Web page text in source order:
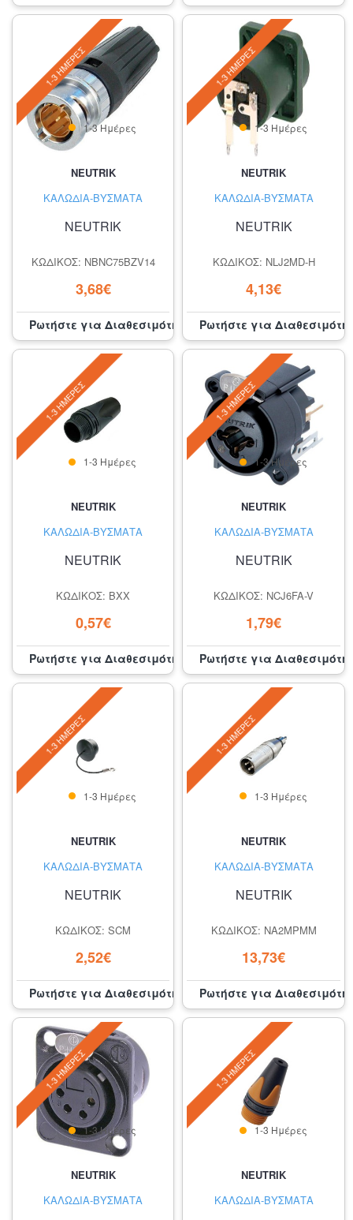
1-3 ΗΜΈΡΕΣ
NEUTRIK
ΚΑΛΏΔΙΑ-ΒΎΣΜΑΤΑ
NEUTRIK
ΚΩΔΙΚΌΣ: NBNC75BZV14
3,68€
1-3 Ημέρες
Ρωτήστε για Διαθεσιμότητα
1-3 ΗΜΈΡΕΣ
NEUTRIK
ΚΑΛΏΔΙΑ-ΒΎΣΜΑΤΑ
NEUTRIK
ΚΩΔΙΚΌΣ: NLJ2MD-H
4,13€
1-3 Ημέρες
Ρωτήστε για
1-3 ΗΜΈΡΕΣ
NEUTRIK
ΚΑΛΏΔΙΑ-ΒΎΣΜΑΤΑ
NEUTRIK
ΚΩΔΙΚΌΣ: BXX
0,57€
1-3 Ημέρες
Ρωτήστε για Διαθεσιμότητα
1-3 ΗΜΈΡΕΣ
NEUTRIK
ΚΑΛΏΔΙΑ-ΒΎΣΜΑΤΑ
NEUTRIK
ΚΩΔΙΚΌΣ: NCJ6FA-V
1,79€
1-3 Ημέρες
Ρωτήστε για
1-3 ΗΜΈΡΕΣ
NEUTRIK
ΚΑΛΏΔΙΑ-ΒΎΣΜΑΤΑ
NEUTRIK
ΚΩΔΙΚΌΣ: SCM
2,52€
1-3 Ημέρες
Ρωτήστε για Διαθεσιμότητα
1-3 ΗΜΈΡΕΣ
NEUTRIK
ΚΑΛΏΔΙΑ-ΒΎΣΜΑΤΑ
NEUTRIK
ΚΩΔΙΚΌΣ: NA2MPMM
13,73€
1-3 Ημέρες
Ρωτήστε για
1-3 ΗΜΈΡΕΣ
NEUTRIK
ΚΑΛΏΔΙΑ-ΒΎΣΜΑΤΑ
1-3 Ημέρες
1-3 ΗΜΈΡΕΣ
NEUTRIK
ΚΑΛΏΔΙΑ-ΒΎΣΜΑΤΑ
1-3 Ημέρες